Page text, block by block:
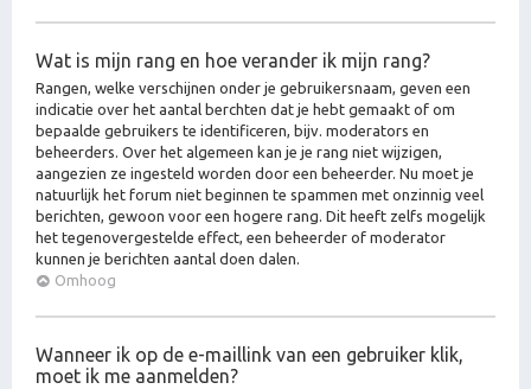
Wat is mijn rang en hoe verander ik mijn rang?
Rangen, welke verschijnen onder je gebruikersnaam, geven een
indicatie over het aantal berchten dat je hebt gemaakt of om
bepaalde gebruikers te identificeren, bijv. moderators en
beheerders. Over het algemeen kan je je rang niet wijzigen,
aangezien ze ingesteld worden door een beheerder. Nu moet je
natuurlijk het forum niet beginnen te spammen met onzinnig veel
berichten, gewoon voor een hogere rang. Dit heeft zelfs mogelijk
het tegenovergestelde effect, een beheerder of moderator
kunnen je berichten aantal doen dalen.
Omhoog
Wanneer ik op de e-maillink van een gebruiker klik,
moet ik me aanmelden?